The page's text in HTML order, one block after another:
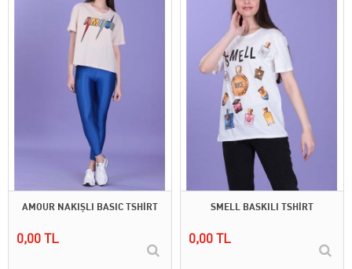
AMOUR NAKIŞLI BASIC TSHİRT
0,00 TL
SMELL BASKILI TSHİRT
0,00 TL